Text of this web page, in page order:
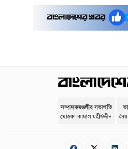
সম্পাদকমণ্ডলীর সভাপতি
মোস্তফা কামাল মহীউদ্দীন